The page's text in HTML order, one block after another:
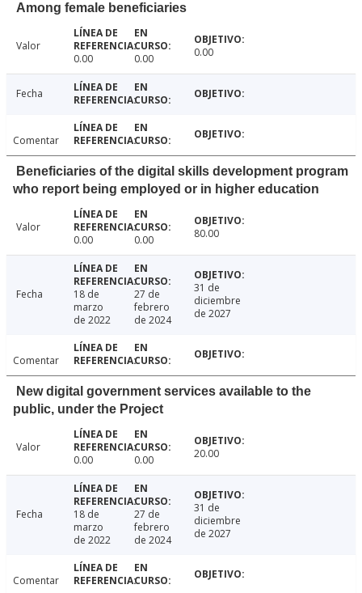
Among female beneficiaries
Valor
0.00
0.00 0.00
Fecha
Comentar
Beneficiaries of the digital skills development program
who report being employed or in higher education
Valor
0.00
0.00 80.00
Fecha
18 de
marzo
de 2022
27 de
febrero
de 2024
31 de
diciembre
de 2027
Comentar
New digital government services available to the
public, under the Project
Valor
0.00
0.00 20.00
Fecha
18 de
marzo
de 2022
27 de
febrero
de 2024
31 de
diciembre
de 2027
Comentar